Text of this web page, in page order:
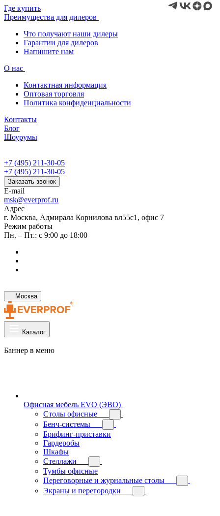
Где купить
Преимущества для дилеров
Что получают наши дилеры
Гарантии для дилеров
Напишите нам
О нас
Контактная информация
Оптовая торговля
Политика конфиденциальности
Контакты
Блог
Шоурумы
+7 (495) 211-30-05
+7 (495) 211-30-05
Заказать звонок
E-mail
msk@everprof.ru
Адрес
г. Москва, Адмирала Корнилова вл55с1, офис 7
Режим работы
Пн. – Пт.: с 9:00 до 18:00
Москва
Каталог
Баннер в меню
Офисная мебель EVO (ЭВО)
Cтолы офисные
Бенч-системы
Брифинг-приставки
Гардеробы
Шкафы
Стеллажи
Тумбы офисные
Переговорные и журнальные столы
Экраны и перегородки